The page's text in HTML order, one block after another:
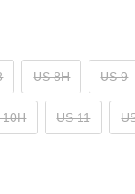
US 8H US 9
10H US 11